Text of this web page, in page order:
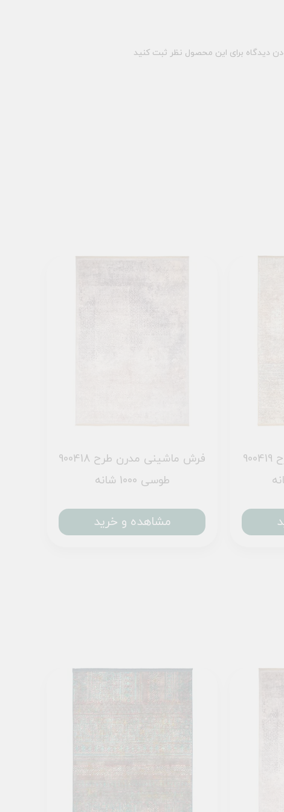
دیدگاه برای این محصول نظر ثبت کنید
فرش ماشینی مدرن طرح 900418
طوسی 1000 شانه
مشاهده و خرید
فرش ماشینی مدرن طرح 900419